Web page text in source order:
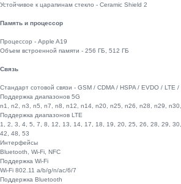
Устойчивое к царапинам стекло - Ceramic Shield 2
Память и процессор
Процессор - Apple A19
Объем встроенной памяти - 256 ГБ, 512 ГБ
Связь
Стандарт сотовой связи - GSM / CDMA / HSPA / EVDO / LTE /
Поддержка диапазонов 5G
n1, n2, n3, n5, n7, n8, n12, n14, n20, n25, n26, n28, n29,
Поддержка диапазонов LTE
1, 2, 3, 4, 5, 7, 8, 12, 13, 14, 17, 18, 19, 20, 25, 26, 28, 29,
42, 48, 53
Интерфейсы
Bluetooth, Wi-Fi, NFC
Поддержка Wi-Fi
Wi-Fi 802.11 a/b/g/n/ac/6/7
Поддержка Bluetooth